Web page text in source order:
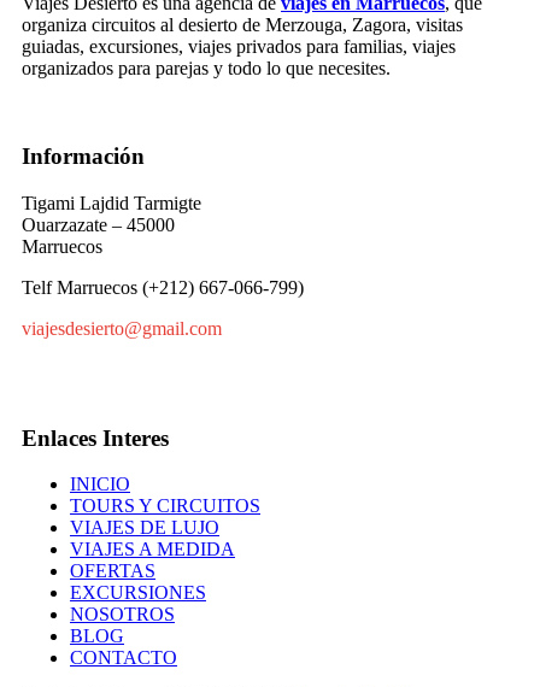
organiza circuitos al desierto de Merzouga, Zagora, visitas
guiadas, excursiones, viajes privados para familias, viajes
organizados para parejas y todo lo que necesites.
Información
Tigami Lajdid Tarmigte
Ouarzazate – 45000
Marruecos
Telf Marruecos (+212) 667-066-799)
viajesdesierto@gmail.com
Enlaces Interes
INICIO
TOURS Y CIRCUITOS
VIAJES DE LUJO
VIAJES A MEDIDA
OFERTAS
EXCURSIONES
NOSOTROS
BLOG
CONTACTO